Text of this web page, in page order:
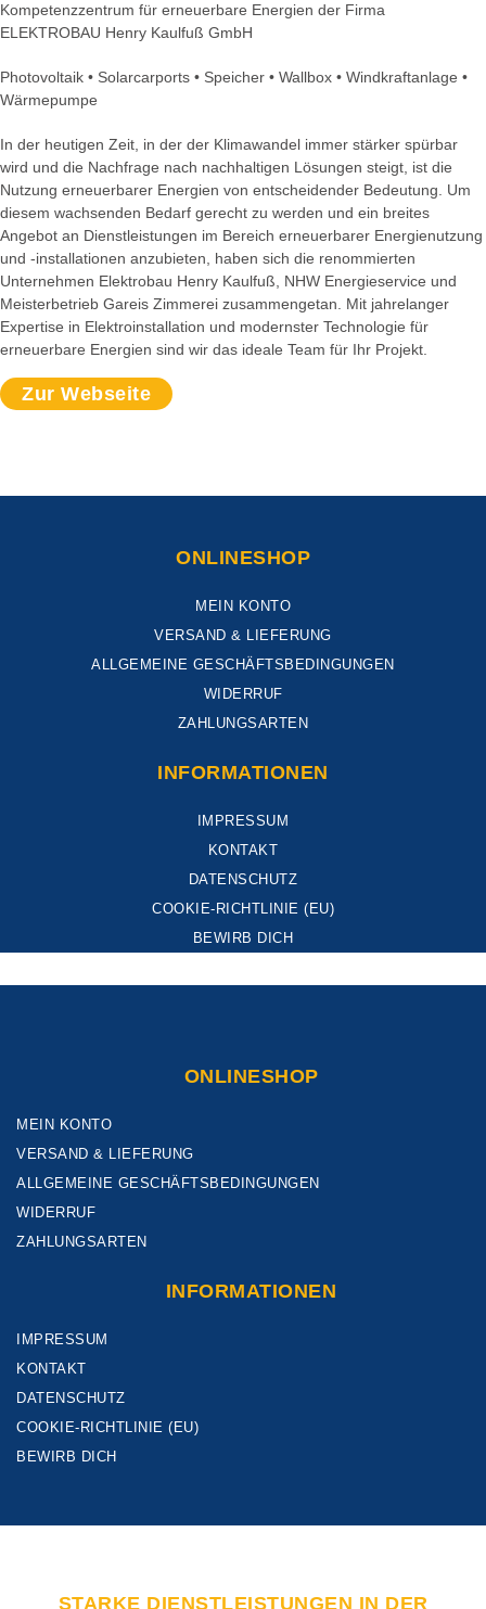
Kompetenzzentrum für erneuerbare Energien der Firma
ELEKTROBAU Henry Kaulfuß GmbH
Photovoltaik • Solarcarports • Speicher • Wallbox • Windkraftanlage •
Wärmepumpe
In der heutigen Zeit, in der der Klimawandel immer stärker spürbar
wird und die Nachfrage nach nachhaltigen Lösungen steigt, ist die
Nutzung erneuerbarer Energien von entscheidender Bedeutung. Um
diesem wachsenden Bedarf gerecht zu werden und ein breites
Angebot an Dienstleistungen im Bereich erneuerbarer Energienutzung
und -installationen anzubieten, haben sich die renommierten
Unternehmen Elektrobau Henry Kaulfuß, NHW Energieservice und
Meisterbetrieb Gareis Zimmerei zusammengetan. Mit jahrelanger
Expertise in Elektroinstallation und modernster Technologie für
erneuerbare Energien sind wir das ideale Team für Ihr Projekt.
Zur Webseite
ONLINESHOP
MEIN KONTO
VERSAND & LIEFERUNG
ALLGEMEINE GESCHÄFTSBEDINGUNGEN
WIDERRUF
ZAHLUNGSARTEN
INFORMATIONEN
IMPRESSUM
KONTAKT
DATENSCHUTZ
COOKIE-RICHTLINIE (EU)
BEWIRB DICH
ONLINESHOP
MEIN KONTO
VERSAND & LIEFERUNG
ALLGEMEINE GESCHÄFTSBEDINGUNGEN
WIDERRUF
ZAHLUNGSARTEN
INFORMATIONEN
IMPRESSUM
KONTAKT
DATENSCHUTZ
COOKIE-RICHTLINIE (EU)
BEWIRB DICH
STARKE DIENSTLEISTUNGEN IN DER